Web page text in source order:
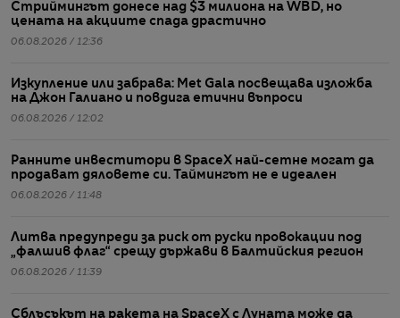
Стриймингът донесе над $3 милиона на WBD, но
цената на акциите спада драстично
06.08.2026 / 12:36
Изкупление или забрава: Met Gala посвещава изложба
на Джон Галиано и повдига етични въпроси
06.08.2026 / 12:02
Ранните инвеститори в SpaceX най-сетне могат да
продават дяловете си. Таймингът не е идеален
06.08.2026 / 11:48
Литва предупреди за риск от руски провокации под
„фалшив флаг“ срещу държави в Балтийския регион
06.08.2026 / 11:39
Сблъсъкът на ракета на SpaceX с Луната може да